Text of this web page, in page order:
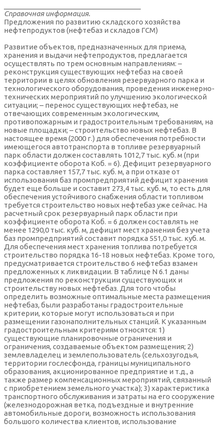
Справочная информация.
Предложения по развитию складского хозяйства
нефтепродуктов (нефтебаз и складов ГСМ)
Развитие объектов, предназначенных для приема,
хранения и выдачи нефтепродуктов, предлагается
осуществлять по трем основным направлениям: –
реконструкция существующих нефтебаз на своей
территории в целях обновления резервуарного парка и
технологического оборудования, проведения инженерно-
технических мероприятий по улучшению экологической
ситуации; – перенос существующих нефтебаз, не
отвечающих современным экологическим,
противопожарным и градостроительным требованиям, на
новые площадки; – строительство новых нефтебаз. В
настоящее время (2000 г.) для обеспечения потребности
имеющегося автотранспорта в топливе резервуарный
парк области должен составлять 1012,7 тыс. куб. м (при
коэффициенте оборота Коб. = 6). Дефицит резервуарного
парка составляет 157,7 тыс. куб. м, а при отказе от
использования баз промпредприятий дефицит хранения
будет еще больше и составит 273,4 тыс. куб. м, то есть для
обеспечения устойчивого снабжения области топливом
требуется строительство новых нефтебаз уже сейчас. На
расчетный срок резервуарный парк области при
коэффициенте оборота Коб. = 6 должен составлять не
менее 1290,0 тыс. куб. м, дефицит мест хранения без учета
баз промпредприятий составит порядка 551,0 тыс. куб. м.
Для обеспечения мест хранения топлива потребуется
строительство порядка 16-18 новых нефтебаз. Кроме того,
предусматривается строительство 6 нефтебаз взамен
предложенных к ликвидации. В таблице N 6.1 даны
предложения по реконструкции существующих и
строительству новых нефтебаз. Для того чтобы
определить возможные оптимальные места размещения
нефтебаз, были разработаны градостроительные
критерии, которые могут использоваться и при
размещении газонаполнительных станций. К указанным
градостроительным критериям относятся: 1)
существующие планировочные ограничения и
ограничения, создаваемые объектом размещения; 2)
землевладелец и землепользователь (сельхозугодья,
территории гослесфонда, границы муниципального
образования, акционированное предприятие и т.д., а
также размер компенсационных мероприятий, связанный
с приобретением земельного участка); 3) характеристика
транспортного обслуживания и затраты на его сооружение
(железнодорожная ветка, подъездные и внутренние
автомобильные дороги, возможность использования
большого количества клиентов, использование